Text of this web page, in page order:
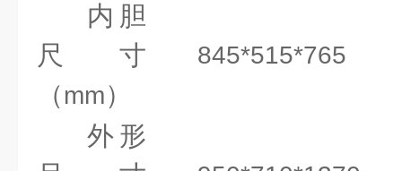
内胆
尺寸
（mm）
845*515*765
外形